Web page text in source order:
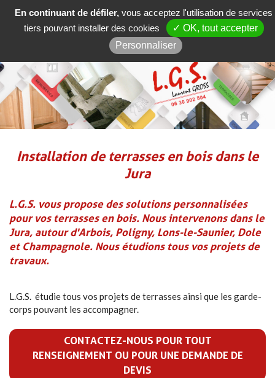
06 30 90 28 04
SOMMAIRE
Installation de terrasses en bois dans le
Jura
L.G.S. vous propose des solutions personnalisées
pour vos terrasses en bois. Nous intervenons dans le
Jura, autour d'Arbois, Poligny, Lons-le-Saunier, Dole
et Champagnole. Nous étudions tous vos projets de
travaux.
L.G.S. étudie tous vos projets de terrasses ainsi que les garde-
corps pouvant les accompagner.
CONTACTEZ-NOUS POUR TOUT
RENSEIGNEMENT OU POUR UNE DEMANDE DE
DEVIS
En continuant de défiler, vous acceptez l'utilisation de services
tiers pouvant installer des cookies
✓ OK, tout accepter
Personnaliser